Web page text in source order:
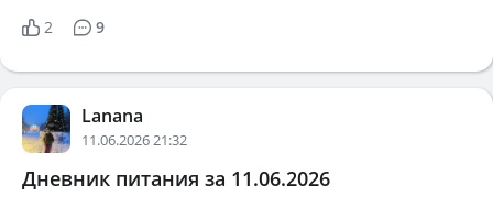
2
9
Lanana
11.06.2026 21:32
Дневник питания за 11.06.2026